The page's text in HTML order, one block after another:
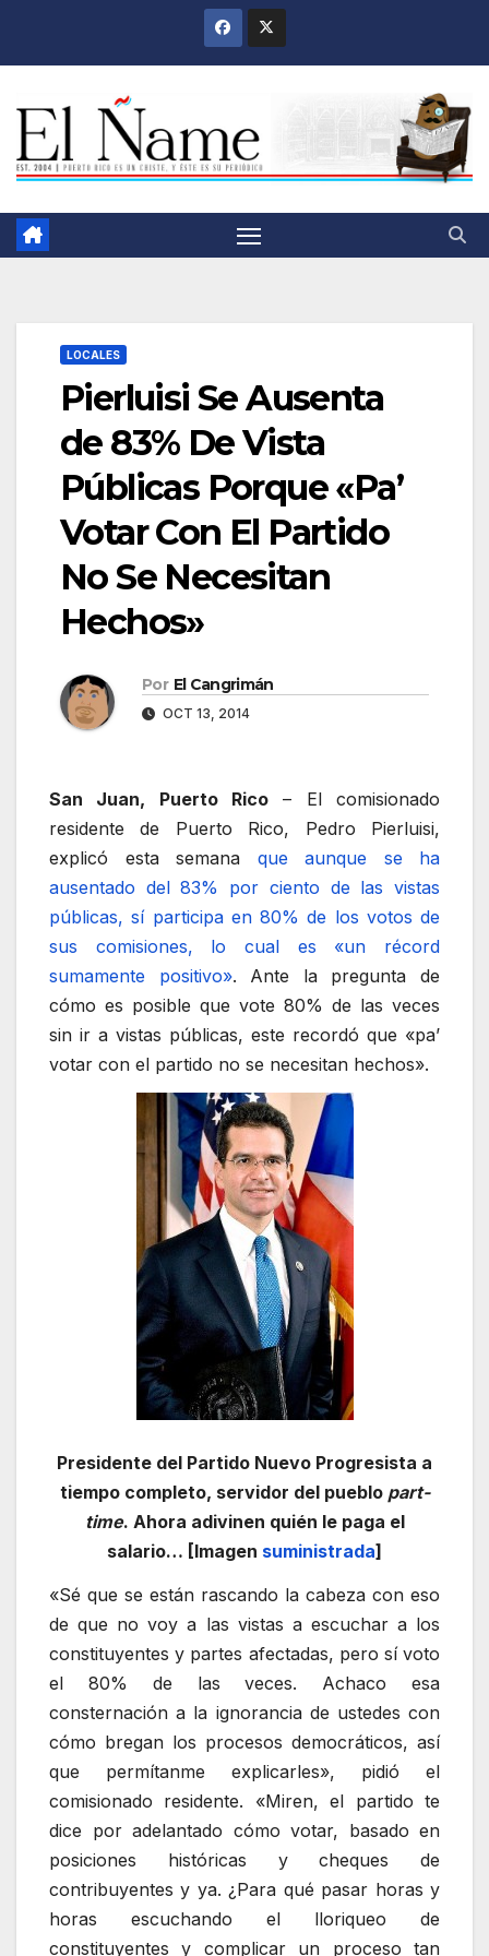
LOCALES
Pierluisi Se Ausenta
de 83% De Vista
Públicas Porque «Pa’
Votar Con El Partido
No Se Necesitan
Hechos»
Por El Cangrimán
OCT 13, 2014
San Juan, Puerto Rico – El comisionado
residente de Puerto Rico, Pedro Pierluisi,
explicó esta semana que aunque se ha
ausentado del 83% por ciento de las vistas
públicas, sí participa en 80% de los votos de
sus comisiones, lo cual es «un récord
sumamente positivo». Ante la pregunta de
cómo es posible que vote 80% de las veces
sin ir a vistas públicas, este recordó que «pa’
votar con el partido no se necesitan hechos».
Presidente del Partido Nuevo Progresista a
tiempo completo, servidor del pueblo part-
time. Ahora adivinen quién le paga el
salario… [Imagen suministrada]
«Sé que se están rascando la cabeza con eso
de que no voy a las vistas a escuchar a los
constituyentes y partes afectadas, pero sí voto
el 80% de las veces. Achaco esa
consternación a la ignorancia de ustedes con
cómo bregan los procesos democráticos, así
que permítanme explicarles», pidió el
comisionado residente. «Miren, el partido te
dice por adelantado cómo votar, basado en
posiciones históricas y cheques de
contribuyentes y ya. ¿Para qué pasar horas y
horas escuchando el lloriqueo de
constituyentes y complicar un proceso tan